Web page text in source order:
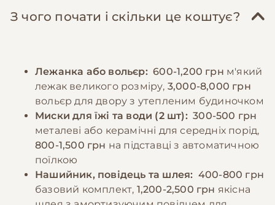
через тренування, ігри на розвиток інтелекту
зубів.
🎁 −10% на зоотовари
За промокодом E-PET
та омега-6 жирні кислоти для підтримки
здоров'я шкіри та шерсті. Через високу
перегодовування. Щенята потребують
особливого харчування з підвищеним
вмістом білка та кальцію для правильного
розвитку кісток та м'язів. Завжди повинен
бути доступ до свіжої води.
🎁 −10% на зоотовари
За промокодом E-PET
З чого почати і скільки це коштує?
Лежанка або вольєр: 600-1,200 грн м'який
лежак великого розміру, 3,000-8,000 грн
вольєр для двору з утепленим будиночком
Миски для їжі та води (2 шт): 300-500 грн
металеві або керамічні для середніх порід,
800-1,500 грн на підставці з автоматичною
поїлкою
Нашийник, повідець та шлея: 400-800 грн
базовий комплект, 1,200-2,500 грн якісна